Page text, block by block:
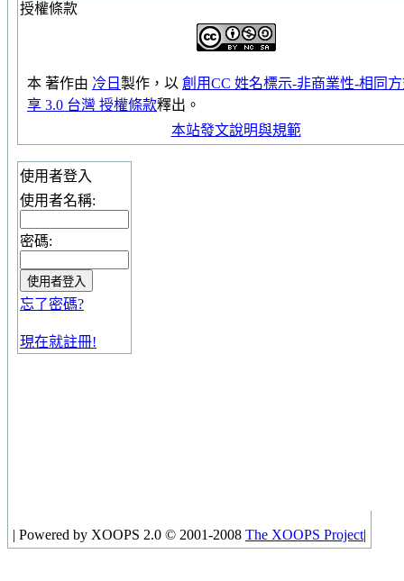
授權條款
本 著作由 冷日 製作，以 創用CC 姓名標示-非商業性-相同
享 3.0 台灣 授權條款釋出。
本站發文說明與規範
使用者登入
使用者名稱:
密碼:
忘了密碼?
現在就註冊!
| Powered by XOOPS 2.0 © 2001-2008 The XOOPS Project|